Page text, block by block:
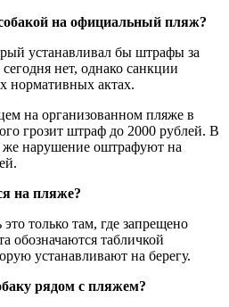
на официальный пляж?
устанавливал бы штрафы за
нет, однако санкции
нормативных актах.
на организованном пляже в
грозит штраф до 2000 рублей. В
же нарушение оштрафуют на
на пляже?
только там, где запрещено
обозначаются табличкой
устанавливают на берегу.
рядом с пляжем?